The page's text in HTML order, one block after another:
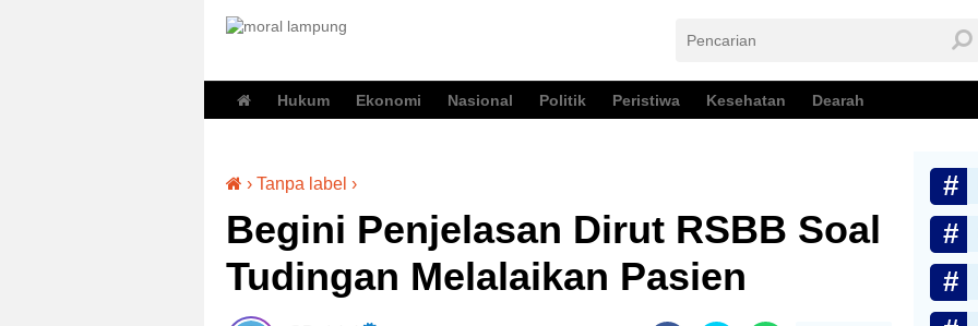
Hukum Ekonomi Nasional Politik Peristiwa Kesehatan Dearah
› Tanpa label ›
Begini Penjelasan Dirut RSBB Soal
Tudingan Melalaikan Pasien